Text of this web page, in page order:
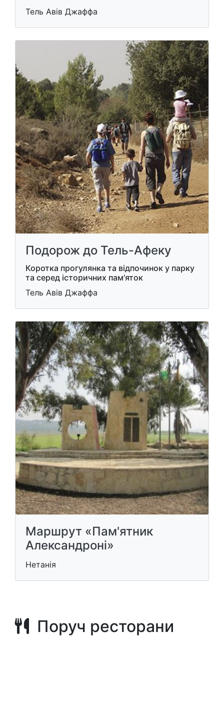
Тель Авів Джаффа
Подорож до Тель-Афеку
Коротка прогулянка та відпочинок у парку
та серед історичних пам'яток
Тель Авів Джаффа
Маршрут «Пам'ятник
Александроні»
Нетанія
Поруч ресторани